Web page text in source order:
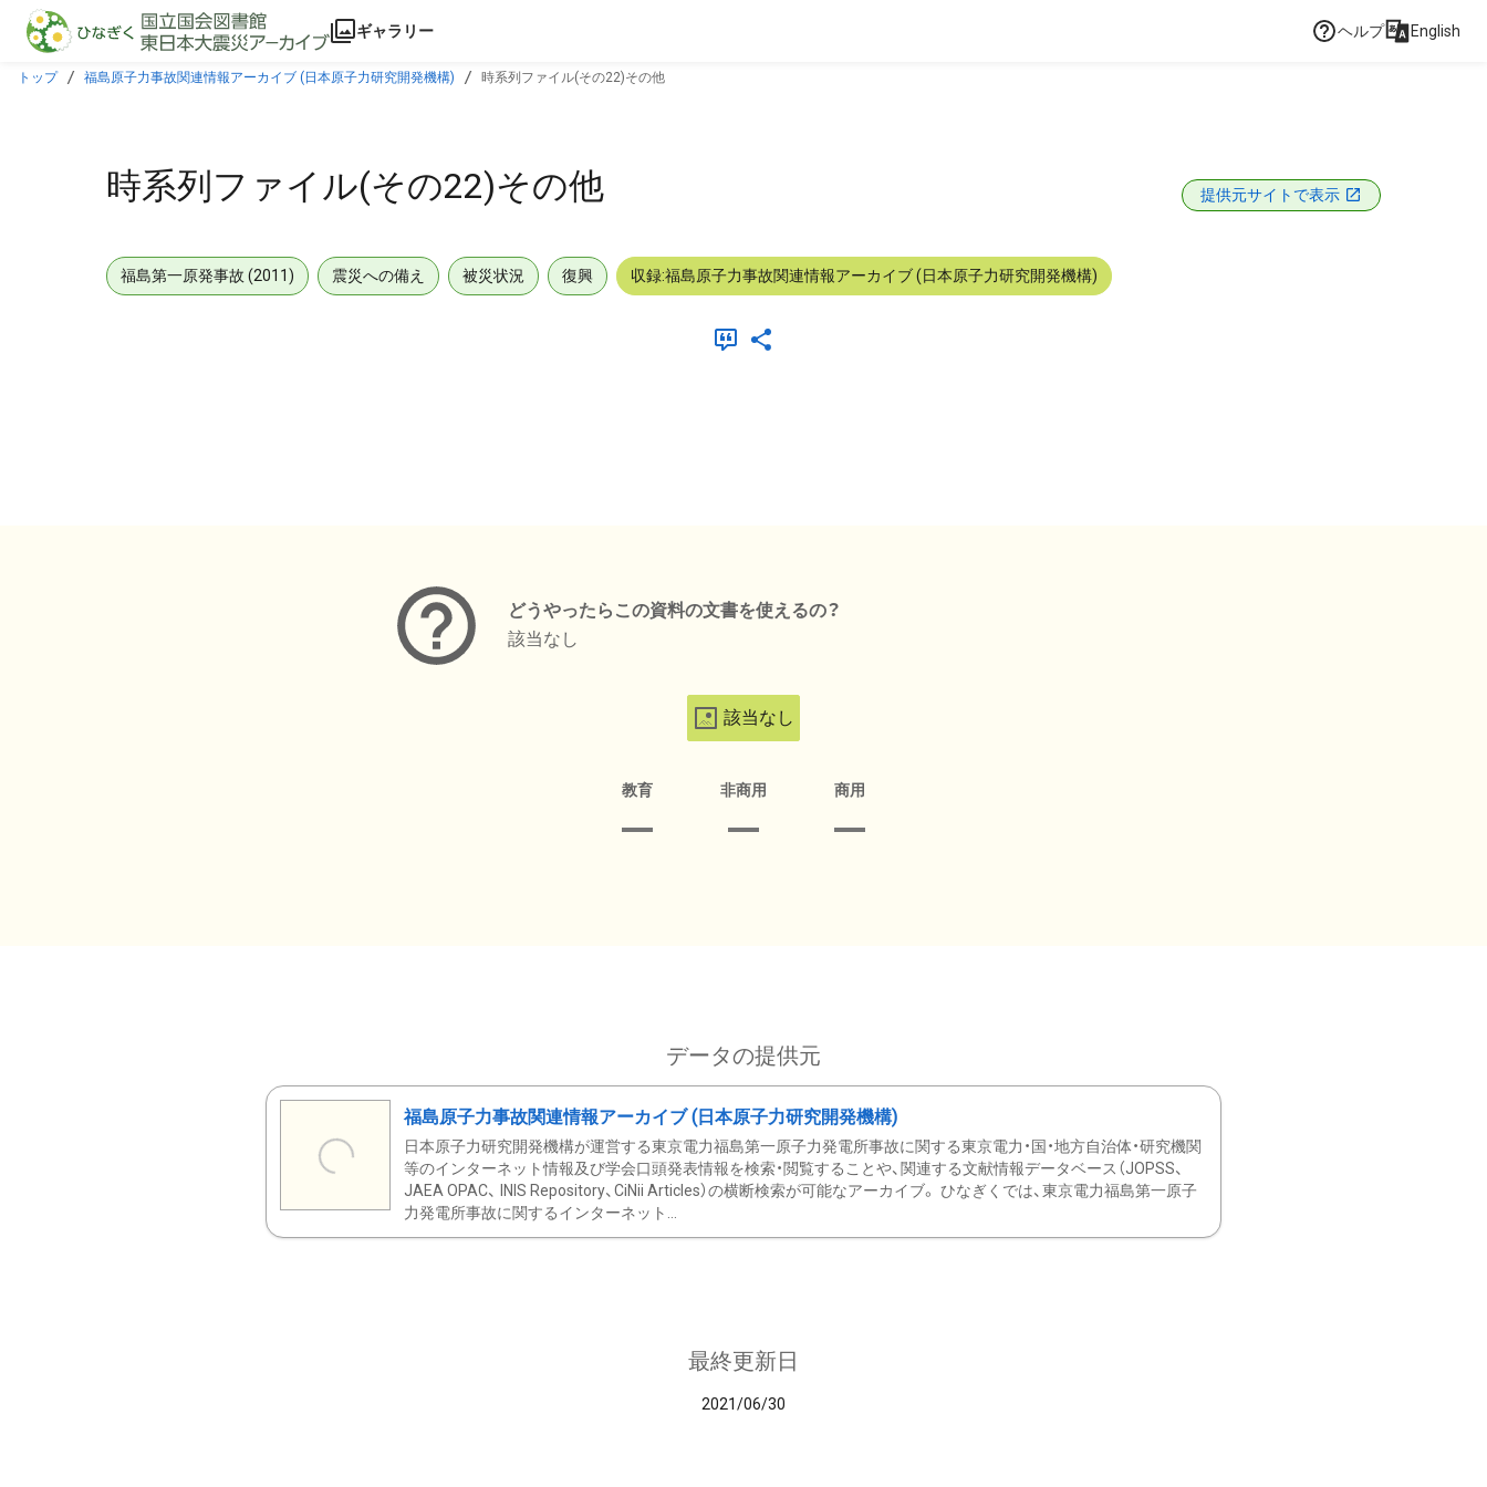
本文に飛ぶ
ギャラリー ヘルプ English
トップ 福島原子力事故関連情報アーカイブ (日本原子力研究開発機構) 時系列ファイル(その22)その他
時系列ファイル(その22)その他 提供元サイトで表示
福島第一原発事故 (2011) 震災への備え 被災状況 復興 収録:福島原子力事故関連情報アーカイブ (日本原子力研究開発機構)
どうやったらこの資料の文書を使えるの？
該当なし
該当なし
教育 非商用 商用
データの提供元
福島原子力事故関連情報アーカイブ (日本原子力研究開発機構)
日本原子力研究開発機構が運営する東京電力福島第一原子力発電所事故に関する東京電力・国・地方自治体・研究機関
等のインターネット情報及び学会口頭発表情報を検索・閲覧することや、関連する文献情報データベース（JOPSS、
JAEA OPAC、 INIS Repository、CiNii Articles）の横断検索が可能なアーカイブ。 ひなぎくでは、東京電力福島第一原子
力発電所事故に関するインターネット...
最終更新日
2021/06/30